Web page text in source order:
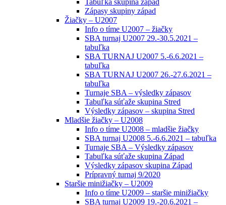
Zápasy skupiny západ
Žiačky – U2007
Info o tíme U2007 – žiačky
SBA turnaj U2007 29.-30.5.2021 –
tabuľka
SBA TURNAJ U2007 5.-6.6.2021 –
tabuľka
SBA TURNAJ U2007 26.-27.6.2021 –
tabuľka
Turnaje SBA – výsledky zápasov
Tabuľka súťaže skupina Stred
Výsledky zápasov – skupina Stred
Mladšie žiačky – U2008
Info o tíme U2008 – mladšie žiačky
SBA turnaj U2008 5.-6.6.2021 – tabuľka
Turnaje SBA – Výsledky zápasov
Tabuľka súťaže skupina Západ
Výsledky zápasov skupina Západ
Prípravný turnaj 9/2020
Staršie minižiačky – U2009
Info o tíme U2009 – staršie minižiačky
SBA turnaj U2009 19.-20.6.2021 –